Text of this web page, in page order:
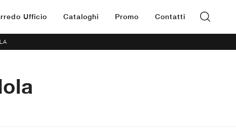
Ufficio Cataloghi Promo Contatti